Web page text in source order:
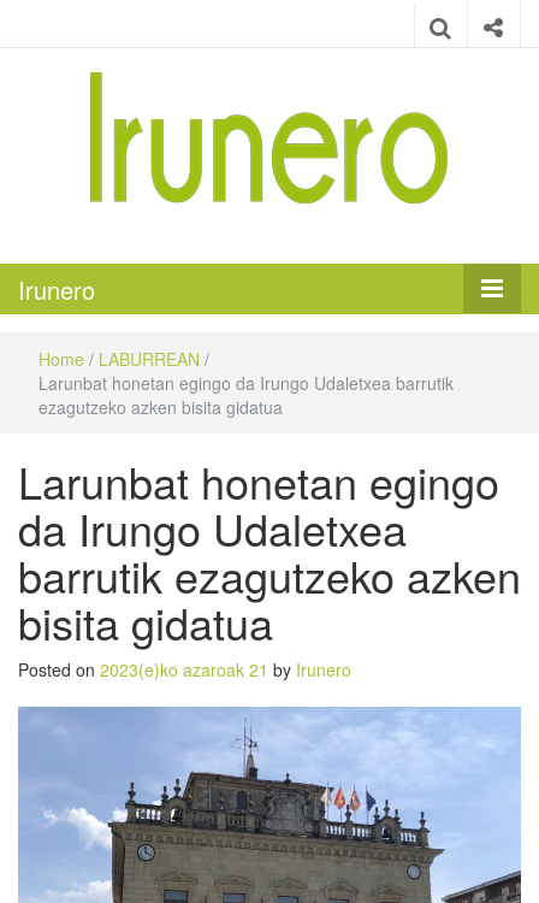
Irunero
Home / LABURREAN /
Larunbat honetan egingo da Irungo Udaletxea barrutik
ezagutzeko azken bisita gidatua
Larunbat honetan egingo
da Irungo Udaletxea
barrutik ezagutzeko azken
bisita gidatua
Posted on 2023(e)ko azaroak 21 by Irunero